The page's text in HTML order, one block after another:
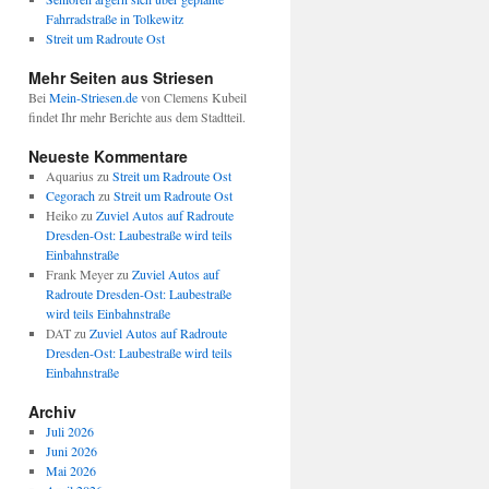
Fahrradstraße in Tolkewitz
Streit um Radroute Ost
Mehr Seiten aus Striesen
Bei Mein-Striesen.devon Clemens Kubeil
findet Ihr mehr Berichte aus dem Stadtteil.
Neueste Kommentare
Aquarius zu Streit um Radroute Ost
Cegorachzu Streit um Radroute Ost
Heikozu Zuviel Autos auf Radroute
Dresden-Ost: Laubestraße wird teils
Einbahnstraße
Frank Meyerzu Zuviel Autos auf
Radroute Dresden-Ost: Laubestraße
wird teils Einbahnstraße
DATzu Zuviel Autos auf Radroute
Dresden-Ost: Laubestraße wird teils
Einbahnstraße
Archiv
Juli 2026
Juni 2026
Mai 2026